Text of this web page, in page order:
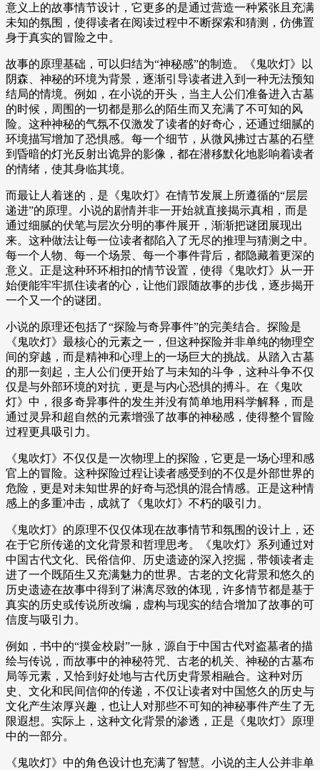
意义上的故事情节设计，它更多的是通过营造一种紧张且充满
未知的氛围，使得读者在阅读过程中不断探索和猜测，仿佛置
身于真实的冒险之中。
故事的原理基础，可以归结为“神秘感”的制造。《鬼吹灯》以
阴森、神秘的环境为背景，逐渐引导读者进入到一种无法预知
结局的情境。例如，在小说的开头，当主人公们准备进入古墓
的时候，周围的一切都是那么的陌生而又充满了不可知的风
险。这种神秘的气氛不仅激发了读者的好奇心，还通过细腻的
环境描写增加了恐惧感。每一个细节，从微风拂过古墓的石壁
到昏暗的灯光反射出诡异的影像，都在潜移默化地影响着读者
的情绪，使其身临其境。
而最让人着迷的，是《鬼吹灯》在情节发展上所遵循的“层层
递进”的原理。小说的剧情并非一开始就直接揭示真相，而是
通过细腻的伏笔与层次分明的事件展开，渐渐把谜团展现出
来。这种做法让每一位读者都陷入了无尽的推理与猜测之中。
每一个人物、每一个场景、每一个事件背后，都隐藏着更深的
意义。正是这种环环相扣的情节设置，使得《鬼吹灯》从一开
始便能牢牢抓住读者的心，让他们跟随故事的步伐，逐步揭开
一个又一个的谜团。
小说的原理还包括了“探险与奇异事件”的完美结合。探险是
《鬼吹灯》最核心的元素之一，但这种探险并非单纯的物理空
间的穿越，而是精神和心理上的一场巨大的挑战。从踏入古墓
的那一刻起，主人公们便开始了与未知的斗争，这种斗争不仅
仅是与外部环境的对抗，更是与内心恐惧的搏斗。在《鬼吹
灯》中，很多奇异事件的发生并没有简单地用科学解释，而是
通过灵异和超自然的元素增强了故事的神秘感，使得整个冒险
过程更具吸引力。
《鬼吹灯》不仅仅是一次物理上的探险，它更是一场心理和感
官上的冒险。这种探险过程让读者感受到的不仅是外部世界的
危险，更是对未知世界的好奇与恐惧的混合情感。正是这种情
感上的多重冲击，成就了《鬼吹灯》不朽的吸引力。
《鬼吹灯》的原理不仅仅体现在故事情节和氛围的设计上，还
在于它所传递的文化背景和哲理思考。《鬼吹灯》系列通过对
中国古代文化、民俗信仰、历史遗迹的深入挖掘，带领读者走
进了一个既陌生又充满魅力的世界。古老的文化背景和悠久的
历史遗迹在故事中得到了淋漓尽致的体现，许多情节都是基于
真实的历史或传说所改编，虚构与现实的结合增加了故事的可
信度与吸引力。
例如，书中的“摸金校尉”一脉，源自于中国古代对盗墓者的描
绘与传说，而故事中的神秘符咒、古老的机关、神秘的古墓布
局等元素，又恰到好处地与古代历史背景相融合。这种对历
史、文化和民间信仰的传递，不仅让读者对中国悠久的历史与
文化产生浓厚兴趣，也让人对那些不可知的神秘事件产生了无
限遐想。实际上，这种文化背景的渗透，正是《鬼吹灯》原理
中的一部分。
《鬼吹灯》中的角色设计也充满了智慧。小说的主人公并非单